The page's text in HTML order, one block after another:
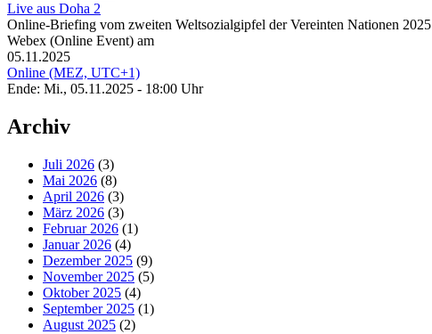
Live aus Doha 2
Online-Briefing vom zweiten Weltsozialgipfel der Vereinten Nationen 2025
Webex (Online Event) am
05.11.2025
Online (MEZ, UTC+1)
Ende: Mi., 05.11.2025 - 18:00 Uhr
Archiv
Juli 2026 (3)
Mai 2026 (8)
April 2026 (3)
März 2026 (3)
Februar 2026 (1)
Januar 2026 (4)
Dezember 2025 (9)
November 2025 (5)
Oktober 2025 (4)
September 2025 (1)
August 2025 (2)